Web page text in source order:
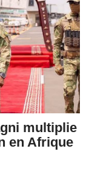
multiplie
en Afrique